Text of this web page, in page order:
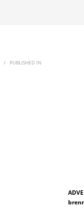
/ PUBLISHED IN